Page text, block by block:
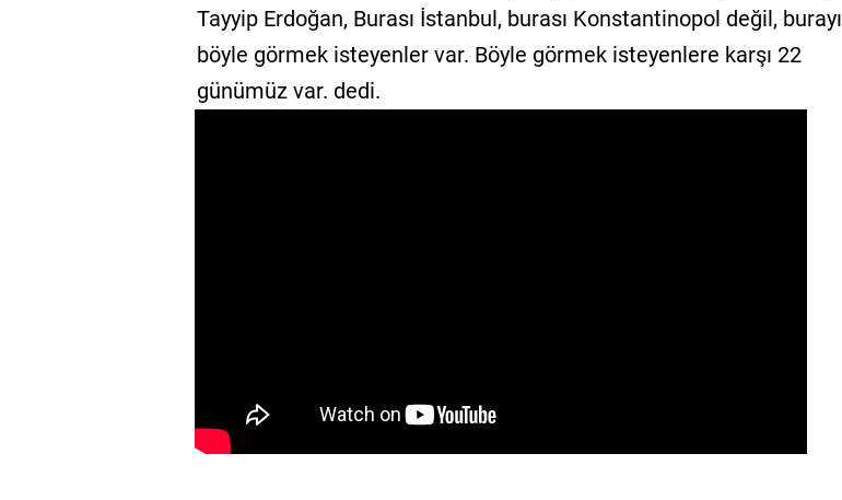
Tayyip Erdoğan, Burası İstanbul, burası Konstantinopol değil, burayı
böyle görmek isteyenler var. Böyle görmek isteyenlere karşı 22
günümüz var. dedi.